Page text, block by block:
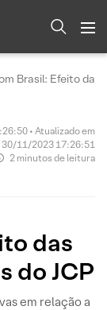
Brasil: Efeito das
• Atualizado em
30/11/2023 17:26:51
2 minutos de leitura
das
do JCP
em relação a